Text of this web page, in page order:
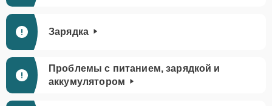
Зарядка
Проблемы с питанием, зарядкой и
аккумулятором